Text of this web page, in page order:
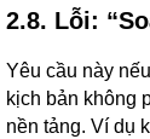
2.8. Lỗi:
Yêu cầu này
kịch bản không
nền tảng. Ví dụ